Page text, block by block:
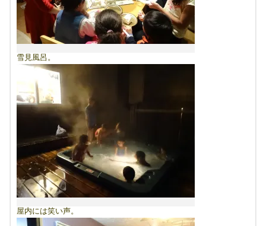
雪見風呂。
屋内には笑い声。